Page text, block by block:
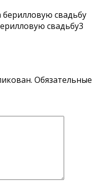
свадьбу
свадьбу3
Обязательные